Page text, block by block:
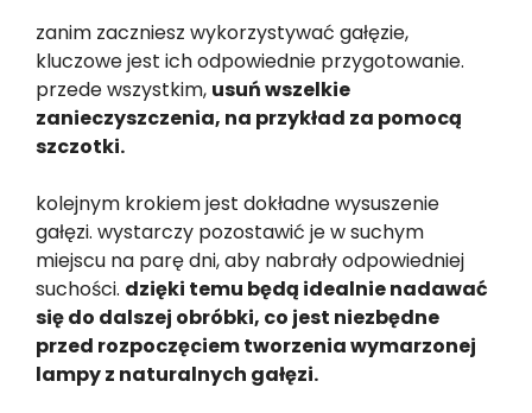
zanim zaczniesz wykorzystywać gałęzie,
kluczowe jest ich odpowiednie przygotowanie.
przede wszystkim, usuń wszelkie
zanieczyszczenia, na przykład za pomocą
szczotki.
kolejnym krokiem jest dokładne wysuszenie
gałęzi. wystarczy pozostawić je w suchym
miejscu na parę dni, aby nabrały odpowiedniej
suchości. dzięki temu będą idealnie nadawać
się do dalszej obróbki, co jest niezbędne
przed rozpoczęciem tworzenia wymarzonej
lampy z naturalnych gałęzi.